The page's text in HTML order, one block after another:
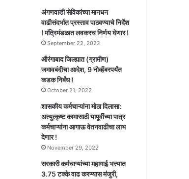
अंगणवाडी सेविकांच्या मानधन
वाढीसंदर्भात प्रस्ताव पाठवण्याचे निर्देश
! मंत्रिमंडळात लवकरच निर्णय घेणार !
September 22, 2022
औरंगाबाद जिल्ह्यात (ग्रामीण)
जमावबंदीचा आदेश, 9 नोव्हेंबरपर्यंत
कडक निर्बंध !
October 21, 2022
शासकीय कर्मचाऱ्यांना मोठा दिलासा:
अत्युत्कृष्ट कामासाठी यापूर्वीच्या पात्र
कर्मचाऱ्यांना आगाऊ वेतनवाढीचा लाभ
देणार !
November 29, 2022
सरकारी कर्मचाऱ्यांच्या महागाई भत्त्यात
3.75 टक्के वाढ करण्यास मंजुरी,